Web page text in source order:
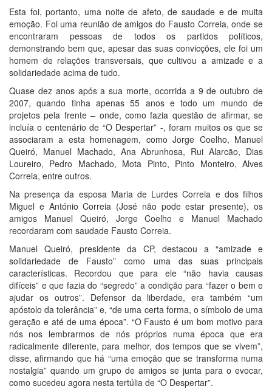
Esta foi, portanto, uma noite de afeto, de saudade e de muita
emoção. Foi uma reunião de amigos do Fausto Correia, onde se
encontraram pessoas de todos os partidos políticos,
demonstrando bem que, apesar das suas convicções, ele foi um
homem de relações transversais, que cultivou a amizade e a
solidariedade acima de tudo.
Quase dez anos após a sua morte, ocorrida a 9 de outubro de
2007, quando tinha apenas 55 anos e todo um mundo de
projetos pela frente – onde, como fazia questão de afirmar, se
incluía o centenário de “O Despertar” -, foram muitos os que se
associaram a esta homenagem, como Jorge Coelho, Manuel
Queiró, Manuel Machado, Ana Abrunhosa, Rui Alarcão, Dias
Loureiro, Pedro Machado, Mota Pinto, Pinto Monteiro, Alves
Correia, entre outros.
Na presença da esposa Maria de Lurdes Correia e dos filhos
Miguel e António Correia (José não pode estar presente), os
amigos Manuel Queiró, Jorge Coelho e Manuel Machado
recordaram com saudade Fausto Correia.
Manuel Queiró, presidente da CP, destacou a “amizade e
solidariedade de Fausto” como uma das suas principais
características. Recordou que para ele “não havia causas
difíceis” e que fazia do “segredo” a condição para “fazer o bem e
ajudar os outros”. Defensor da liberdade, era também “um
apóstolo da tolerância” e, “de uma certa forma, o símbolo de uma
geração e até de uma época”. “O Fausto é um bom motivo para
nós nos lembrarmos de nós próprios numa época que era
radicalmente diferente, para melhor, dos tempos que se vivem”,
disse, afirmando que há “uma emoção que se transforma numa
nostalgia” quando um grupo de amigos se junta para o evocar,
como sucedeu agora nesta tertúlia de “O Despertar”.